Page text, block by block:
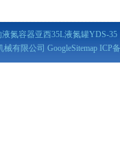
氮容器亚西35L液氮罐YDS-
械有限公司 GoogleSitemap ICP